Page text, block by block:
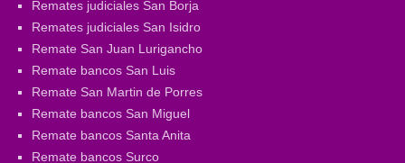
Remates judiciales San Borja
Remates judiciales San Isidro
Remate San Juan Lurigancho
Remate bancos San Luis
Remate San Martin de Porres
Remate bancos San Miguel
Remate bancos Santa Anita
Remate bancos Surco